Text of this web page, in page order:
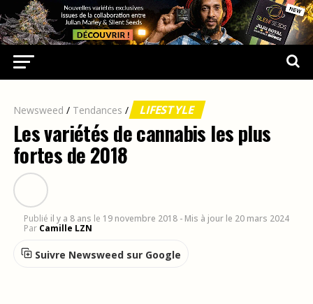
Newsweed / Tendances / LIFESTYLE
Les variétés de cannabis les plus
fortes de 2018
Publié il y a 8 ans le 19 novembre 2018 - Mis à jour le 20 mars 2024
Par Camille LZN
Suivre Newsweed sur Google